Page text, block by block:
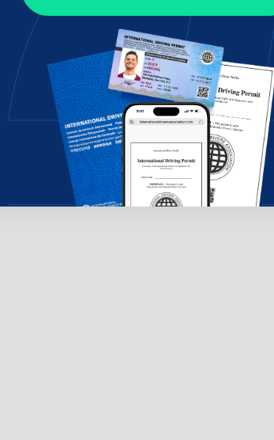
Chatta con noi!